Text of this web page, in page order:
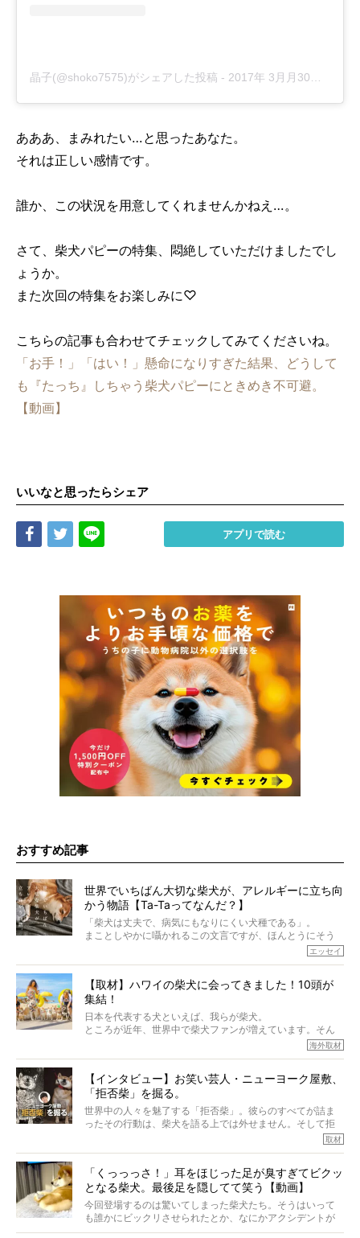
晶子(@shoko7575)がシェアした投稿 - 2017年 3月月30日午前6時54分PDT
あああ、まみれたい…と思ったあなた。
それは正しい感情です。
誰か、この状況を用意してくれませんかねえ…。
さて、柴犬パピーの特集、悶絶していただけましたでし
ょうか。
また次回の特集をお楽しみに♡
こちらの記事も合わせてチェックしてみてくださいね。
「お手！」「はい！」懸命になりすぎた結果、どうして
も『たっち』しちゃう柴犬パピーにときめき不可避。
【動画】
いいなと思ったらシェア
Share Tweet アプリで読む
おすすめ記事
世界でいちばん大切な柴犬が、アレルギーに立ち向
かう物語【Ta-Taってなんだ？】
「柴犬は丈夫で、病気にもなりにくい犬種である」。
まことしやかに囁かれるこの文言ですが、ほんとうにそう
でも、いざそれぞれの個体を見ていくと、丈夫で病気にも
なりにくい、とは言えないような気もするのです。
実際に「病気にならない」などということはないし、飼い
主はそのためにやるべきことがある。
今回は、柴犬に関わる方たちすべてに読んで欲しい、ある
語でした。
※画像はすべてイメージです
※この記事は個人の感想であり、効果・効能を示すものではありません
エッセイ
【取材】ハワイの柴犬に会ってきました！10頭が
集結！
日本を代表する犬といえば、我らが柴犬。
ところが近年、世界中で柴犬ファンが増えています。そん
な中「柴犬ライフ」が目をつけたのは、南の楽園ハワイ。
そんな噂を聞きつけ、今回はハワイの柴犬たちを取材して
きました！
海外取材
【インタビュー】お笑い芸人・ニューヨーク屋敷、
「拒否柴」を掘る。
世界中の人々を魅了する「拒否柴」。彼らのすべてが詰ま
ったその行動は、柴犬を語る上では外せません。そして拒
否柴がここまで話題になるのは、“映える”ことも理由のひと
がるのでしょうか。
最近版画製作を始めた、お笑いコンビ「ニューヨーク」の
屋敷裕政さんに、拒否柴を掘っていただきました！ イン
タビューと合わせてご覧ください。
取材
「くっっっさ！」耳をほじった足が臭すぎてビクッ
となる柴犬。最後足を隠してて笑う【動画】
今回登場するのは驚いてしまった柴犬たち。そうはいって
も誰かにビックリさせられたとか、なにかアクシデントが
起きたとか、そういうことが原因ではありません。全ての